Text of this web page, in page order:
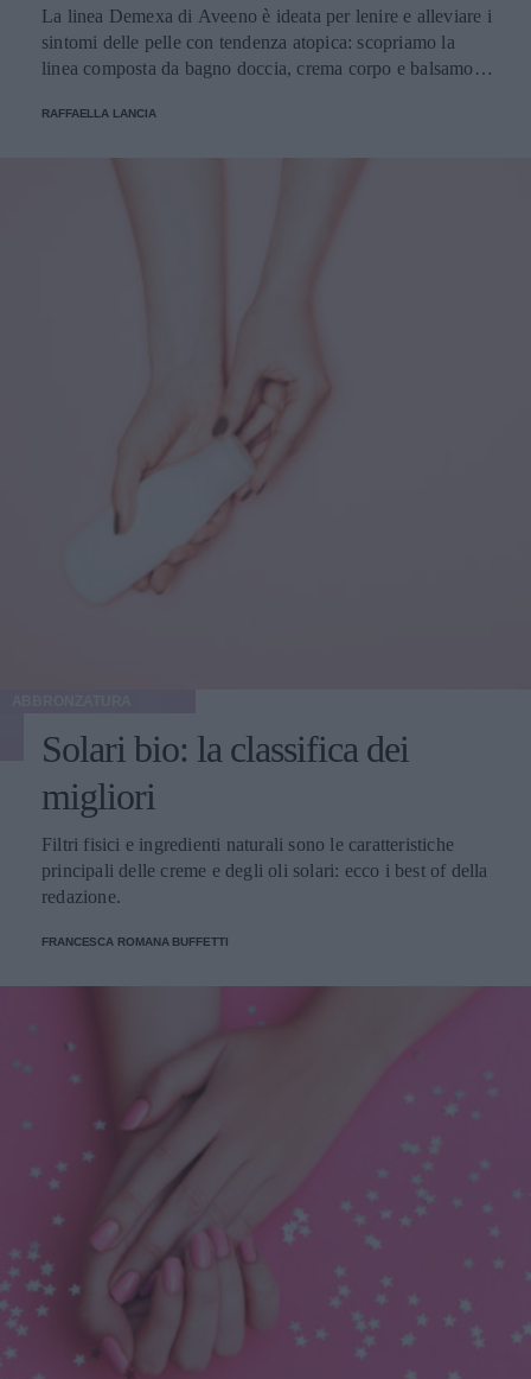
La linea Demexa di Aveeno è ideata per lenire e alleviare i
sintomi delle pelle con tendenza atopica: scopriamo la
linea composta da bagno doccia, crema corpo e balsamo
RAFFAELLA LANCIA
Solari bio: la classifica dei
migliori
Filtri fisici e ingredienti naturali sono le caratteristiche
principali delle creme e degli oli solari: ecco i best of della
redazione.
FRANCESCA ROMANA BUFFETTI